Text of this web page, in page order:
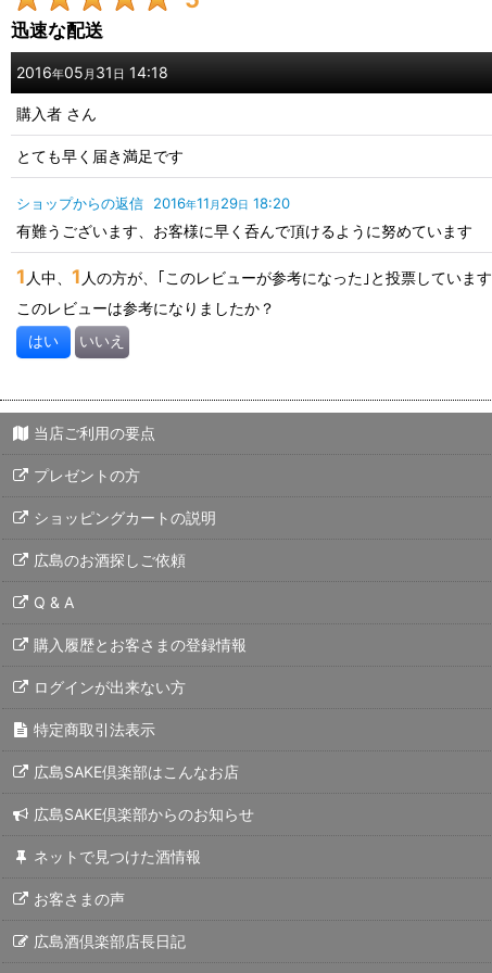
星の数:
年代:
並び順
迅速な配送
2016年05 月 31 日 14:18
購入者 さん
とても早く届き満足です
ショップからの返信 2016年11 月 29日 18:20
有難うございます、お客様に早く呑んで頂けるように努めています
1 人中、 1 人の方が、｢このレビューが参考になった｣と投票しています
このレビューは参考になりましたか？
はい いいえ
当店ご利用の要点
プレゼントの方
ショッピングカートの説明
広島のお酒探しご依頼
Q & A
購入履歴とお客さまの登録情報
ログインが出来ない方
特定商取引法表示
広島SAKE倶楽部はこんなお店
広島SAKE倶楽部からのお知らせ
ネットで見つけた酒情報
お客さまの声
広島酒倶楽部店長日記